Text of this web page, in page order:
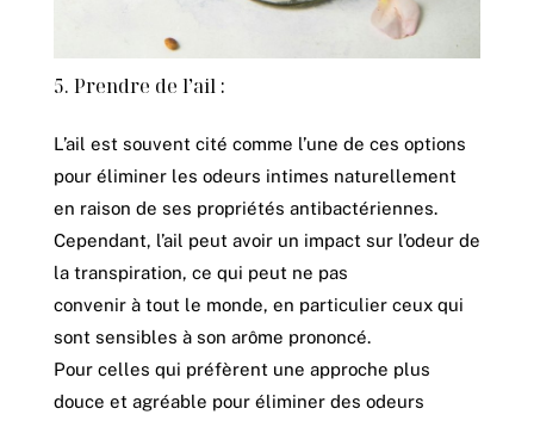
5. Prendre de l’ail :
L’ail est souvent cité comme l’une de ces options
pour éliminer les odeurs intimes naturellement
en raison de ses propriétés antibactériennes.
Cependant, l’ail peut avoir un impact sur l’odeur de
la transpiration, ce qui peut ne pas
convenir à tout le monde, en particulier ceux qui
sont sensibles à son arôme prononcé.
Pour celles qui préfèrent une approche plus
douce et agréable pour éliminer des odeurs